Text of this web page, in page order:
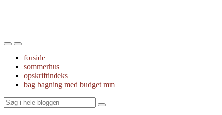
Toggle
mobile
menu
Toggle
the
search
field
forside
sommerhus
opskriftindeks
bag bagning med budget mm
Search